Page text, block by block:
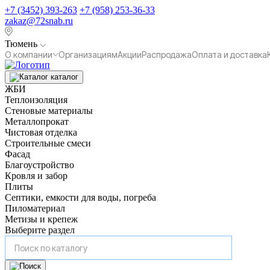
+7 (3452) 393-263 +7 (958) 253-36-33
zakaz@72snab.ru
Тюмень
О компании
ОрганизациямАкцииРаспродажаОплата и доставка
каталог
ЖБИ
Теплоизоляция
Стеновые материалы
Металлопрокат
Чистовая отделка
Строительные смеси
Фасад
Благоустройство
Кровля и забор
Плиты
Септики, емкости для воды, погреба
Пиломатериал
Метизы и крепеж
Выберите раздел